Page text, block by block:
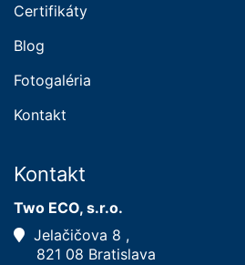
Certifikáty
Blog
Fotogaléria
Kontakt
Kontakt
Two ECO, s.r.o.
Jelačičova 8 ,
821 08 Bratislava